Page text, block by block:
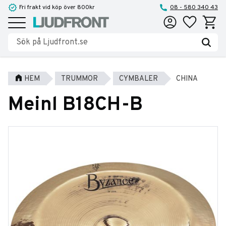
Meny
Fri frakt vid köp över 800kr 08 - 580 340 43
Favoriter
HEM TRUMMOR CYMBALER CHINA
Meinl B18CH-B